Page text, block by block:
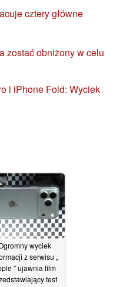
cztery główne
zostać obniżony w celu
i iPhone Fold: Wyciek
wyciek
z serwisu „
” ujawnia film
test